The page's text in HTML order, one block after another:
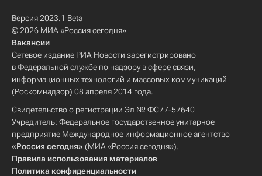
Версия 2023.1 Beta
© 2026 МИА «Россия сегодня»
Вакансии
Сетевое издание РИА Новости зарегистрировано
в Федеральной службе по надзору в сфере связи,
информационных технологий и массовых коммуникаций
(Роскомнадзор) 08 апреля 2014 года.
Свидетельство о регистрации Эл № ФС77-57640
Учредитель: Федеральное государственное унитарное
предприятие Международное информационное агентство
«Россия сегодня» (МИА «Россия сегодня»).
Правила использования материалов
Политика конфиденциальности